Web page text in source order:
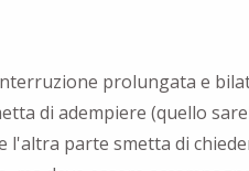
prolungata e
di adempiere (quello
l'altra parte smetta di